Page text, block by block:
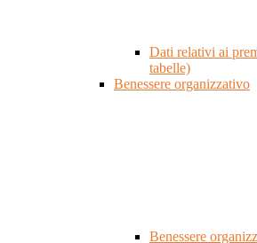
Dati relativi ai
tabelle)
Benessere organizzativo
Benessere